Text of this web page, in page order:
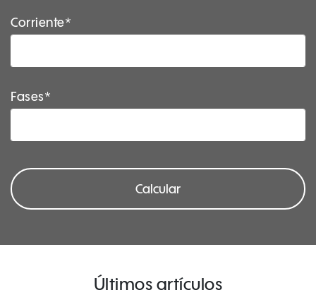
Corriente*
Fases*
Calcular
Últimos artículos